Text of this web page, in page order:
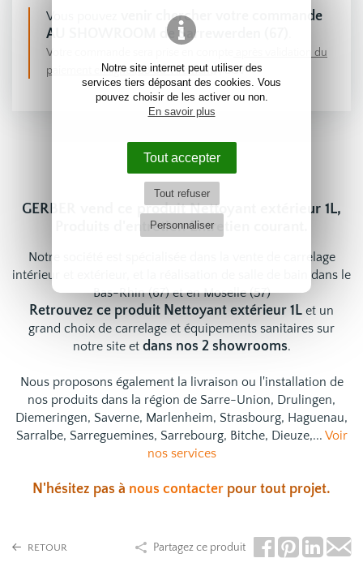
Notre site internet peut utiliser des
services tiers déposant des cookies. Vous
pouvez choisir de les activer ou non.
En savoir plus
Tout accepter
Tout refuser
Personnaliser
Vous pouvez
venir chercher votre commande
AU SHOWROOM de Sarrewerden (67)
Votre commande sera prise en compte
après validation du
paiement en ligne (CB ou Virement)|CGV
GERBER vend ce produit Nettoyant extérieur 1L,
Produits d'entretien Entretien courant.
Notre société est spécialisée dans la vente de carrelage
intérieur et extérieur, et la réalisation de salle de bain dans le
Bas-Rhin (67) et en Moselle (57)
Retrouvez ce produit Nettoyant extérieur 1L et un
grand choix de carrelage et équipements sanitaires sur
notre site et dans nos 2 showrooms.
Nous proposons également la livraison ou l'installation de
nos produits dans la région de Sarre-Union, Drulingen,
Diemeringen, Saverne, Marlenheim, Strasbourg, Haguenau,
Sarralbe, Sarreguemines, Sarrebourg, Bitche, Dieuze,... Voir
nos services
N'hésitez pas à nous contacter pour tout projet.
RETOUR Partagez ce produit